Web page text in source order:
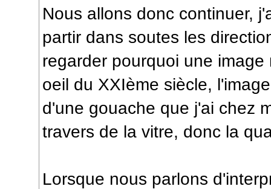
Nous allons donc continuer,
partir dans soutes les
regarder pourquoi une
oeil du XXIème siècle,
d'une gouache que j'ai chez
travers de la vitre, donc la
Lorsque nous parlons